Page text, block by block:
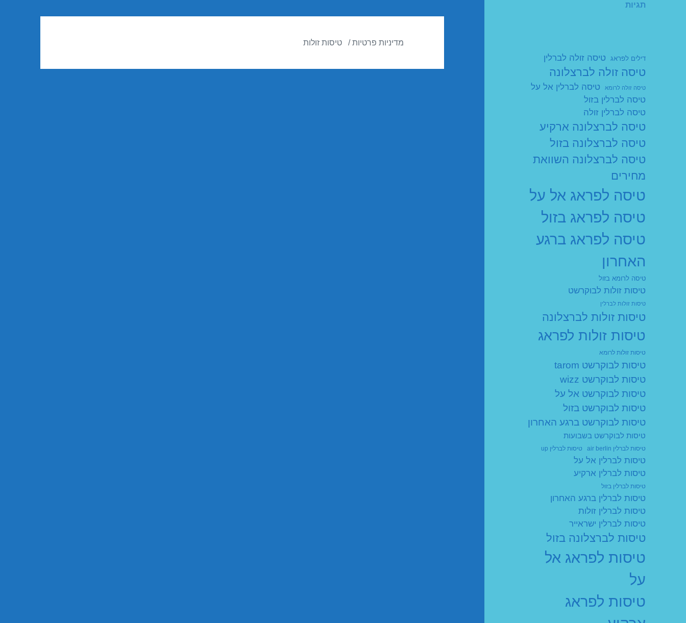
תגיות
דילים לפראג טיסה זולה לברלין
טיסה זולה לברצלונה
טיסה זולה לרומא
טיסה לברלין אל על
טיסה לברלין בזול
טיסה לברלין זולה
טיסה לברצלונה ארקיע
טיסה לברצלונה בזול
טיסה לברצלונה השוואת
מחירים
טיסה לפראג אל על
טיסה לפראג בזול
טיסה לפראג ברגע
האחרון
טיסה לרומא בזול
טיסות זולות לבוקרשט
טיסות זולות לברלין
טיסות זולות לברצלונה
טיסות זולות לפראג
טיסות זולות לרומא
טיסות לבוקרשט tarom
טיסות לבוקרשט wizz
טיסות לבוקרשט אל על
טיסות לבוקרשט בזול
טיסות לבוקרשט ברגע האחרון
טיסות לבוקרשט בשבועות
טיסות לברלין air berlin טיסות לברלין up
טיסות לברלין אל על
טיסות לברלין ארקיע
טיסות לברלין בזול
טיסות לברלין ברגע האחרון
טיסות לברלין זולות
טיסות לברלין ישראייר
טיסות לברצלונה בזול
טיסות לפראג אל
על
טיסות לפראג
מדיניות פרטיות טיסות זולות